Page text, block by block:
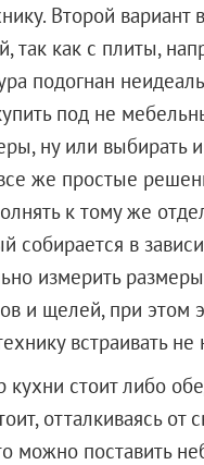
Второй
так как с плиты,
подогнан
под не
ну или выбирать
же простые
к тому же
собирается в
измерить
и щелей, при этом
встраивать не
кухни стоит либо
отталкиваясь
можно поставить